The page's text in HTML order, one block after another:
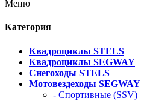
Меню
Категория
Квадроциклы STELS
Квадроциклы SEGWAY
Снегоходы STELS
Мотовездеходы SEGWAY
- Спортивные (SSV)